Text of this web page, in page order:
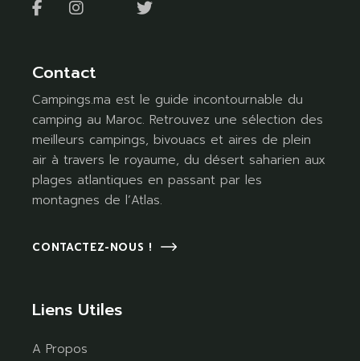
Contact
Campings.ma est le guide incontournable du
camping au Maroc. Retrouvez une sélection des
meilleurs campings, bivouacs et aires de plein
air à travers le royaume, du désert saharien aux
plages atlantiques en passant par les
montagnes de l’Atlas.
CONTACTEZ-NOUS !
Liens Utiles
A Propos